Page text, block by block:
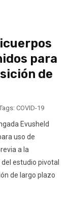
para
de
COVID-19
Evusheld
uso de
a la
estudio pivotal
de largo plazo